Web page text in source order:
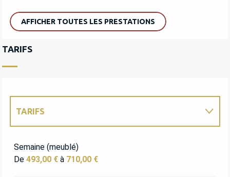
AFFICHER TOUTES LES PRESTATIONS
TARIFS
TARIFS
TARIFS 2027
Semaine (meublé)
De 493,00 € à 710,00 €